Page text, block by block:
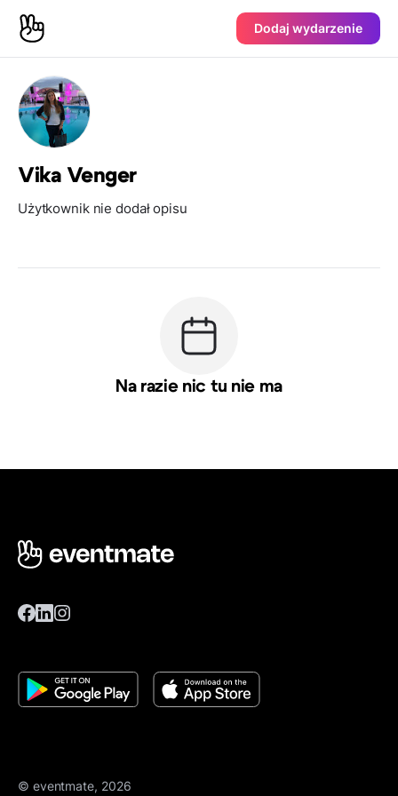
Dodaj wydarzenie
Vika Venger
Użytkownik nie dodał opisu
Na razie nic tu nie ma
© eventmate, 2026